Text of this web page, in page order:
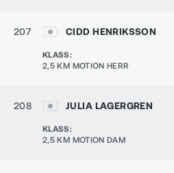
207 CIDD HENRIKSSON
KLASS:
2,5 KM MOTION HERR
208 JULIA LAGERGREN
KLASS:
2,5 KM MOTION DAM